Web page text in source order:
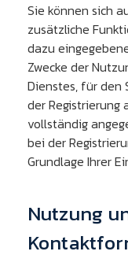
Sie können sich
zusätzliche
dazu
Zwecke der
Dienstes, für den
der Registrierung
vollständig
bei der
Grundlage Ihrer
Nutzung